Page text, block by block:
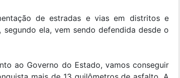
de estradas e vias em distritos e
ela, vem sendo defendida desde o
ao Governo do Estado, vamos conseguir